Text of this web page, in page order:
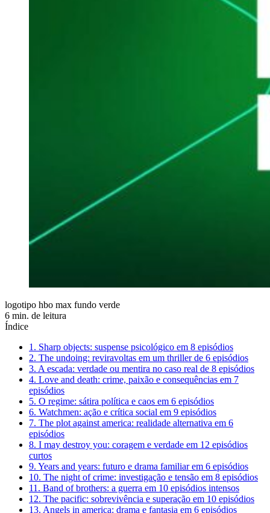
logotipo hbo max fundo verde
6 min. de leitura
Índice
1. Sharp objects: suspense psicológico em 8 episódios
2. The undoing: reviravoltas em um thriller de 6 episódios
3. A escada: verdade ou mentira no caso real de 8 episódios
4. Love and death: crime, paixão e consequências em 7
episódios
5. O regime: sátira política e caos em 6 episódios
6. Watchmen: ação e crítica social em 9 episódios
7. The plot against america: realidade alternativa em 6
episódios
8. I may destroy you: coragem e verdade em 12 episódios
curtos
9. Years and years: futuro e drama familiar em 6 episódios
10. The night of crime: investigação e tensão em 8 episódios
11. Band of brothers: a guerra em 10 episódios intensos
12. The pacific: sobrevivência e superação em 10 episódios
13. Angels in america: drama e fantasia em 6 episódios